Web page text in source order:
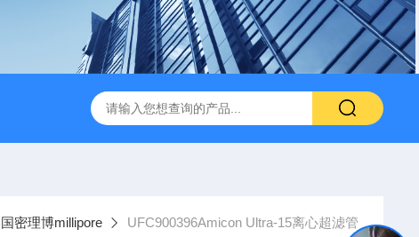
384孔细胞培养板 安捷伦Agilent色谱柱清单1 产品价格
国密理博millipore UFC900396Amicon Ultra-15离心超滤管